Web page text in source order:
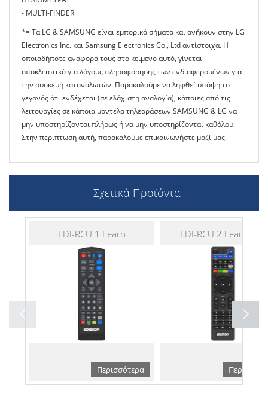
- MULTI-FINDER
*= Τα LG & SAMSUNG είναι εμπορικά σήματα και ανήκουν στην LG
Electronics Inc. και Samsung Electronics Co., Ltd αντίστοιχα. Η
οποιαδήποτε αναφορά τους στο κείμενο αυτό, γίνεται
αποκλειστικά για λόγους πληροφόρησης των ενδιαφερομένων για
την συσκευή καταναλωτών. Παρακαλούμε να ληφθεί υπόψη το
γεγονός ότι ενδέχεται (σε ελάχιστη αναλογία), κάποιες από τις
λειτουργίες σε κάποια μοντέλα τηλεοράσεων SAMSUNG & LG να
μην υποστηρίζονται πλήρως ή να μην υποστηρίζονται καθόλου.
Στην περίπτωση αυτή, παρακαλούμε επικοινωνήστε μαζί μας.
Σχετικά Προϊόντα
EDI-RCU 1 Learn
Περισσότερα
EDI-RCU 2 Learn Slim